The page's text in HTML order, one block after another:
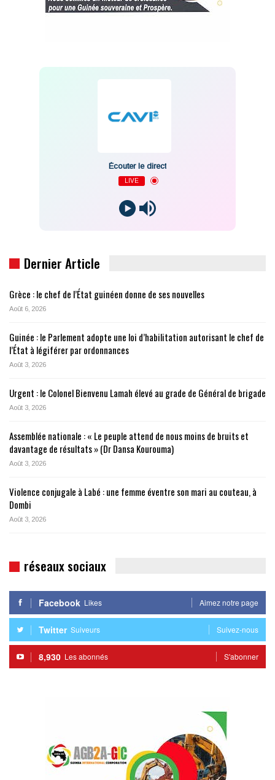
Écouter le direct
LIVE
Dernier Article
Grèce : le chef de l’État guinéen donne de ses nouvelles
Août 6, 2026
Guinée : le Parlement adopte une loi d’habilitation autorisant le chef de
l’État à légiférer par ordonnances
Août 3, 2026
Urgent : le Colonel Bienvenu Lamah élevé au grade de Général de brigade
Août 3, 2026
Assemblée nationale : « Le peuple attend de nous moins de bruits et
davantage de résultats » (Dr Dansa Kourouma)
Août 3, 2026
Violence conjugale à Labé : une femme éventre son mari au couteau, à
Dombi
Août 3, 2026
réseaux sociaux
Facebook Likes Aimez notre page
Twitter Suiveurs Suivez-nous
8,930 Les abonnés S'abonner